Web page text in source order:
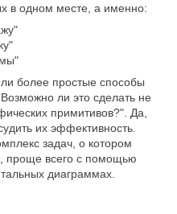
в одном месте, а именно:
более простые способы
ли это сделать не
примитивов?". Да,
их эффективность.
задач, о котором
проще всего с помощью
диаграммах.